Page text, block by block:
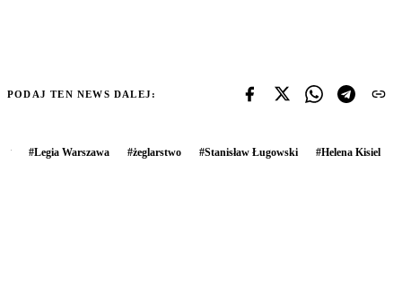
PODAJ TEN NEWS DALEJ:
#Legia Warszawa #żeglarstwo #Stanisław Ługowski #Helena Kisiel